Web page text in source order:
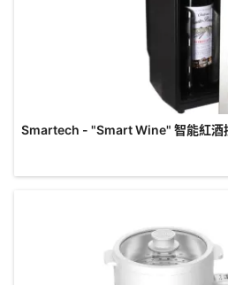
Smartech - "Smart Wine" 智能紅酒